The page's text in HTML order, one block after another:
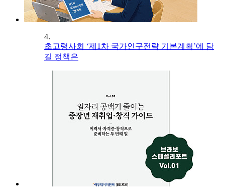
4.
초고령사회 ‘제1차 국가인구전략 기본계획’에 담
길 정책은